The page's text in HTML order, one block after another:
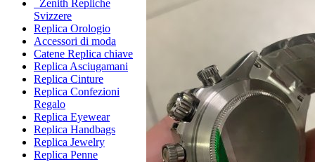
Zenith Repliche
Svizzere
Replica Orologio
Accessori di moda
Catene Replica chiave
Replica Asciugamani
Replica Cinture
Replica Confezioni
Regalo
Replica Eyewear
Replica Handbags
Replica Jewelry
Replica Penne